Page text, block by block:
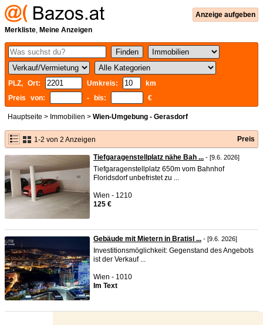
Anzeige aufgeben
Merkliste, Meine Anzeigen
PLZ, Ort: Umkreis:
km
Preis von:
- bis: €
Hauptseite > Immobilien > Wien-Umgebung - Gerasdorf
1-2 von 2 Anzeigen Preis
Tiefgaragenstellplatz nähe Bah ... - [9.6. 2026]
Tiefgaragenstellplatz 650m vom Bahnhof
Floridsdorf unbefristet zu ...
Wien - 1210
125 €
Gebäude mit Mietern in Bratisl ... - [9.6. 2026]
Investitionsmöglichkeit: Gegenstand des Angebots
ist der Verkauf ...
Wien - 1010
Im Text